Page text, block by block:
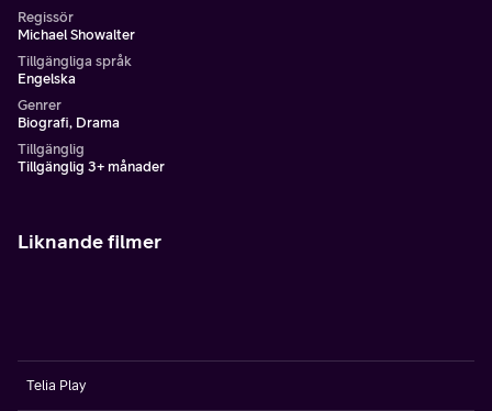
Regissör
Michael Showalter
Tillgängliga språk
Engelska
Genrer
Biografi, Drama
Tillgänglig
Tillgänglig 3+ månader
Liknande filmer
Telia Play